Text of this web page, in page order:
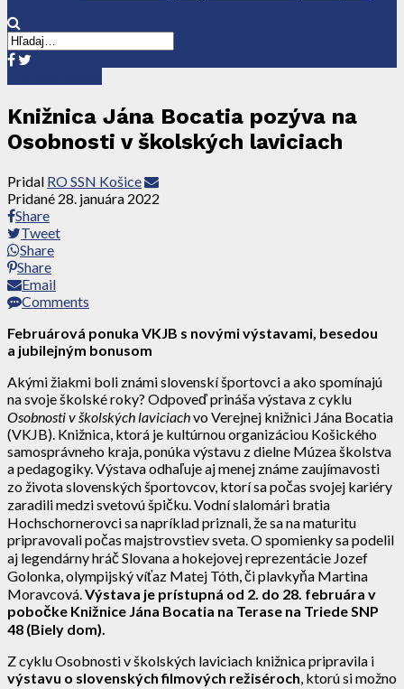
Knižnica Jána Bocatia pozýva na
Osobnosti v školských laviciach
Pridal RO SSN Košice
Pridané 28. januára 2022
Share
Tweet
Share
Share
Email
Comments
Februárová ponuka VKJB s novými výstavami, besedou
a jubilejným bonusom
Akými žiakmi boli známi slovenskí športovci a ako spomínajú
na svoje školské roky? Odpoveď prináša výstava z cyklu
Osobnosti v školských laviciachvo Verejnej knižnici Jána Bocatia
(VKJB). Knižnica, ktorá je kultúrnou organizáciou Košického
samosprávneho kraja, ponúka výstavu z dielne Múzea školstva
a pedagogiky. Výstava odhaľuje aj menej známe zaujímavosti
zo života slovenských športovcov, ktorí sa počas svojej kariéry
zaradili medzi svetovú špičku. Vodní slalomári bratia
Hochschornerovci sa napríklad priznali, že sa na maturitu
pripravovali počas majstrovstiev sveta. O spomienky sa podelil
aj legendárny hráč Slovana a hokejovej reprezentácie Jozef
Golonka, olympijský víťaz Matej Tóth, či plavkyňa Martina
Moravcová. Výstava je prístupná od 2. do 28. februára v
pobočke Knižnice Jána Bocatia na Terase na Triede SNP
48 (Biely dom).
Z cyklu Osobnosti v školských laviciach knižnica pripravila i
výstavu o slovenských filmových režiséroch , ktorú si možno